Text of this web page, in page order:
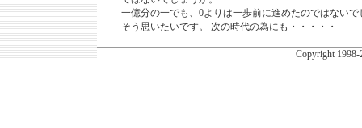
一億分の一でも、0よりは一歩前に進めたのではないで
そう思いたいです。 次の時代の為にも・・・・・
Copyright